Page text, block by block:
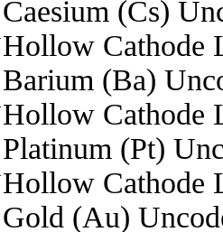
Caesium (Cs)
Hollow Cathode
Barium (Ba)
Hollow Cathode
Platinum (Pt)
Hollow Cathode
Gold (Au)